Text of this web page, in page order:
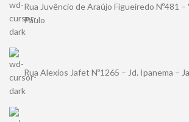
Rua Juvêncio de Araújo Figueiredo Nº481 –
Paulo
Rua Alexios Jafet Nº1265 – Jd. Ipanema –